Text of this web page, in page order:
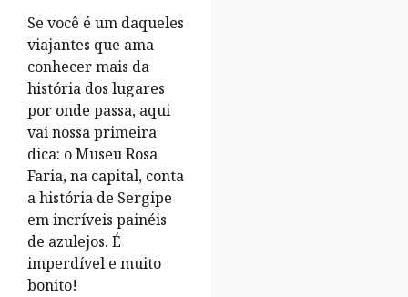
Se você é um daqueles
viajantes que ama
conhecer mais da
história dos lugares
por onde passa, aqui
vai nossa primeira
dica: o Museu Rosa
Faria, na capital, conta
a história de Sergipe
em incríveis painéis
de azulejos. É
imperdível e muito
bonito!